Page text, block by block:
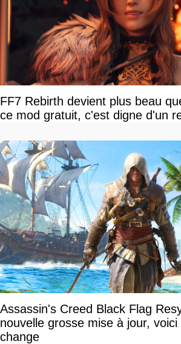
FF7 Rebirth devient plus beau
ce mod gratuit, c'est digne d'un
Assassin's Creed Black Flag
nouvelle grosse mise à jour,
change